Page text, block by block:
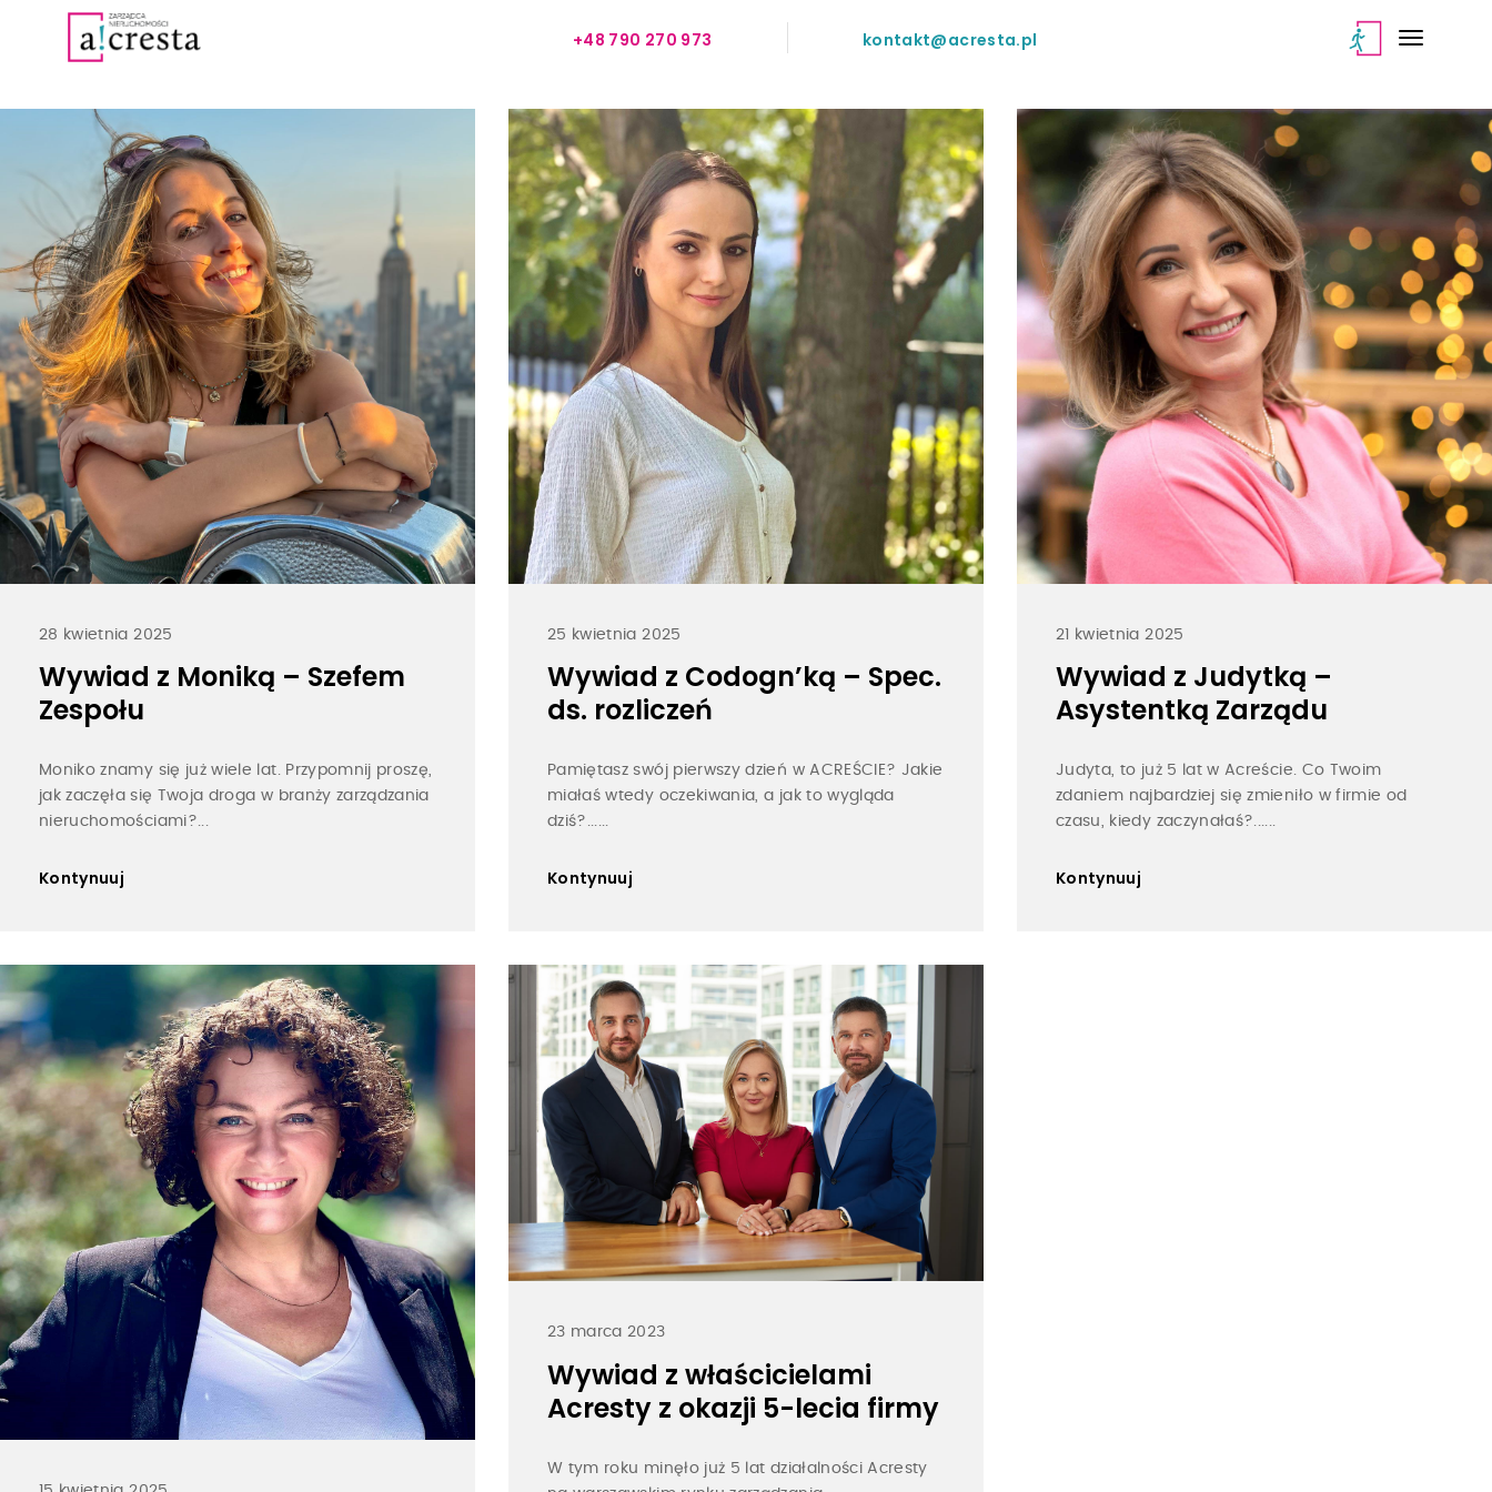
+48 790 270 973 kontakt@acresta.pl
28 kwietnia 2025
Wywiad z Moniką – Szefem
Zespołu
Moniko znamy się już wiele lat. Przypomnij proszę,
jak zaczęła się Twoja droga w branży zarządzania
nieruchomościami?...
Kontynuuj
25 kwietnia 2025
Wywiad z Codogn’ką – Spec.
ds. rozliczeń
Pamiętasz swój pierwszy dzień w ACREŚCIE? Jakie
miałaś wtedy oczekiwania, a jak to wygląda
dziś?......
Kontynuuj
21 kwietnia 2025
Wywiad z Judytką –
Asystentką Zarządu
Judyta, to już 5 lat w Acreście. Co Twoim
zdaniem najbardziej się zmieniło w firmie od
czasu, kiedy zaczynałaś?......
Kontynuuj
23 marca 2023
Wywiad z właścicielami
Acresty z okazji 5-lecia firmy
W tym roku minęło już 5 lat działalności Acresty